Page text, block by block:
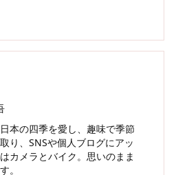
本の四季を愛し、趣味で季節
り、SNSや個人ブログにアッ
カメラとバイク。思いのまま
。